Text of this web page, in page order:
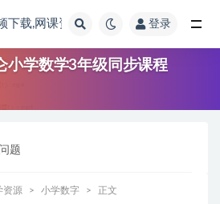
登录
小学数学3年级同步课程
题
资源 小学数字 正文